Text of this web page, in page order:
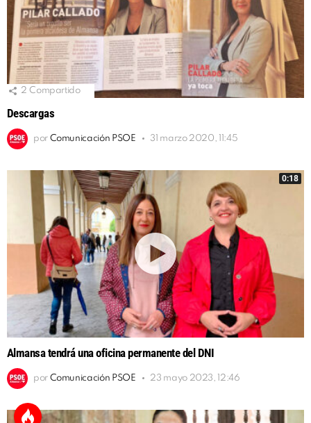
2 Compartido
Descargas
por Comunicación PSOE 31 marzo 2020, 11:45
0:18
Almansa tendrá una oficina permanente del DNI
por Comunicación PSOE 23 mayo 2023, 12:46